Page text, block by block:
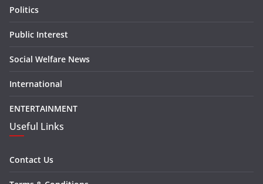
Politics
Public Interest
Social Welfare News
International
ENTERTAINMENT
Useful Links
Contact Us